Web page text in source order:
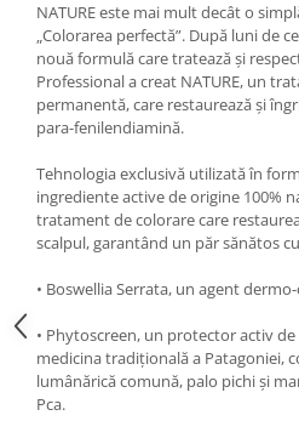
NATURE este mai mult decât o
„Colorarea perfectă”. După luni de
nouă formulă care tratează și
Professional a creat NATURE, un
permanentă, care restaurează și
para-fenilendiamină.
Tehnologia exclusivă utilizată în
ingrediente active de origine 100%
tratament de colorare care
scalpul, garantând un păr sănătos
• Boswellia Serrata, un agent
• Phytoscreen, un protector activ
medicina tradițională a Patagoniei,
lumânărică comună, palo pichi și
Pca.